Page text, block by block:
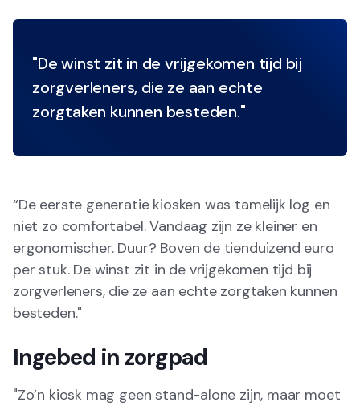
"De winst zit in de vrijgekomen tijd bij
zorgverleners, die ze aan echte
zorgtaken kunnen besteden."
“De eerste generatie kiosken was tamelijk log en
niet zo comfortabel. Vandaag zijn ze kleiner en
ergonomischer. Duur? Boven de tienduizend euro
per stuk. De winst zit in de vrijgekomen tijd bij
zorgverleners, die ze aan echte zorgtaken kunnen
besteden."
Ingebed in zorgpad
"Zo’n kiosk mag geen stand-alone zijn, maar moet